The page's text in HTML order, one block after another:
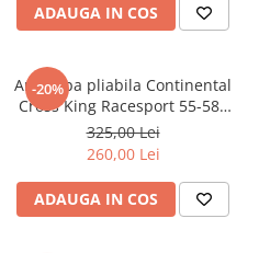
ADAUGA IN COS
-20%
Anvelopa pliabila Continental
Cross King Racesport 55-584
(27.5x2.2)
325,00 Lei
260,00 Lei
ADAUGA IN COS